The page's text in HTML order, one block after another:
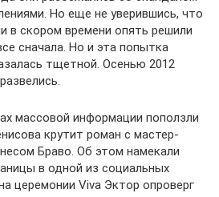
Но еще не уверившись, что
в скором времени опять решили
сначала. Но и эта попытка
тщетной. Осенью 2012
массовой информации поползли
крутит роман с мастер-
Браво. Об этом намекали
в одной из социальных
церемонии Viva Эктор опроверг